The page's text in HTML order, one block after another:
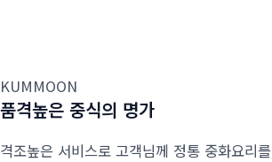
KUMMOON
품격높은 중식의 명가
격조높은 서비스로 고객님께 정통 중화요리를